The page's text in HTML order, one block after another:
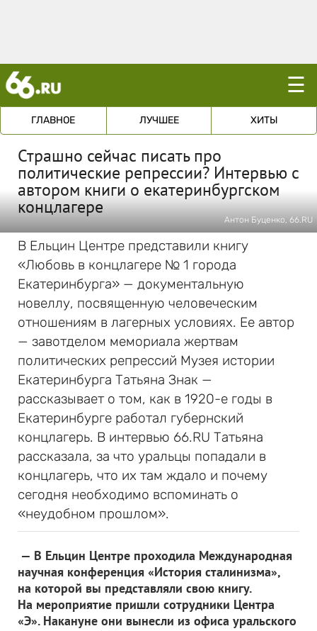
☰
ГЛАВНОЕ ЛУЧШЕЕ ХИТЫ
Страшно сейчас писать про
политические репрессии? Интервью с
автором книги о екатеринбургском
концлагере
Антон Буценко, 66.RU
В Ельцин Центре представили книгу
«Любовь в концлагере № 1 города
Екатеринбурга» — документальную
новеллу, посвященную человеческим
отношениям в лагерных условиях. Ее автор
— завотделом мемориала жертвам
политических репрессий Музея истории
Екатеринбурга Татьяна Знак —
рассказывает о том, как в 1920-е годы в
Екатеринбурге работал губернский
концлагерь. В интервью 66.RU Татьяна
рассказала, за что уральцы попадали в
концлагерь, что их там ждало и почему
сегодня необходимо вспоминать о
«неудобном прошлом».
— В Ельцин Центре проходила Международная
научная конференция «История сталинизма»,
на которой вы представляли свою книгу.
На мероприятие пришли сотрудники Центра
«Э». Накануне они вынесли из офиса уральского